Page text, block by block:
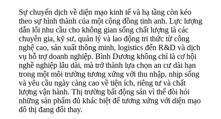
Sự chuyển dịch về diện mạo kinh tế và hạ tầng còn kéo
theo sự hình thành của một cộng đồng tinh anh. Lực lượng
dẫn lối nhu cầu cho không gian sống chất lượng là các
chuyên gia, kỹ sư, quản lý và lao động tri thức từ công
nghệ cao, sản xuất thông minh, logistics đến R&D và dịch
vụ hỗ trợ doanh nghiệp. Bình Dương không chỉ là cơ hội
nghề nghiệp lâu dài, mà trở thành lựa chọn an cư dài hạn
trong một môi trường tương xứng với thu nhập, nhịp sống
và yêu cầu ngày càng cao về tiện ích, riêng tư và chất
lượng vận hành. Thị trường bất động sản vì thế đòi hỏi
những sản phẩm đủ khác biệt để tương xứng với diện mạo
đô thị đang đổi thay.